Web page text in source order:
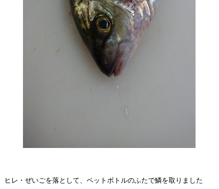
ヒレ・ぜいごを落として、ペットボトルのふたで鱗を取りました